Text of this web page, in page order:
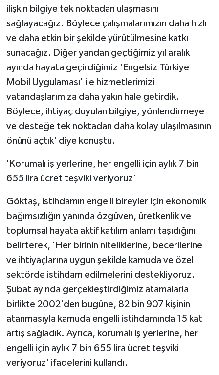
ilişkin bilgiye tek noktadan ulaşmasını
sağlayacağız. Böylece çalışmalarımızın daha hızlı
ve daha etkin bir şekilde yürütülmesine katkı
sunacağız. Diğer yandan geçtiğimiz yıl aralık
ayında hayata geçirdiğimiz 'Engelsiz Türkiye
Mobil Uygulaması' ile hizmetlerimizi
vatandaşlarımıza daha yakın hale getirdik.
Böylece, ihtiyaç duyulan bilgiye, yönlendirmeye
ve desteğe tek noktadan daha kolay ulaşılmasının
önünü açtık' diye konuştu.
'Korumalı iş yerlerine, her engelli için aylık 7 bin
655 lira ücret teşviki veriyoruz'
Göktaş, istihdamın engelli bireyler için ekonomik
bağımsızlığın yanında özgüven, üretkenlik ve
toplumsal hayata aktif katılım anlamı taşıdığını
belirterek, 'Her birinin niteliklerine, becerilerine
ve ihtiyaçlarına uygun şekilde kamuda ve özel
sektörde istihdam edilmelerini destekliyoruz.
Şubat ayında gerçekleştirdiğimiz atamalarla
birlikte 2002'den bugüne, 82 bin 907 kişinin
atanmasıyla kamuda engelli istihdamında 15 kat
artış sağladık. Ayrıca, korumalı iş yerlerine, her
engelli için aylık 7 bin 655 lira ücret teşviki
veriyoruz' ifadelerini kullandı.